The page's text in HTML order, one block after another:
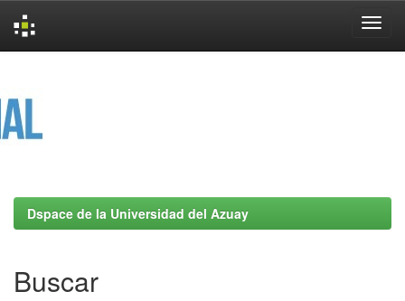
Dspace de la Universidad del Azuay
Buscar